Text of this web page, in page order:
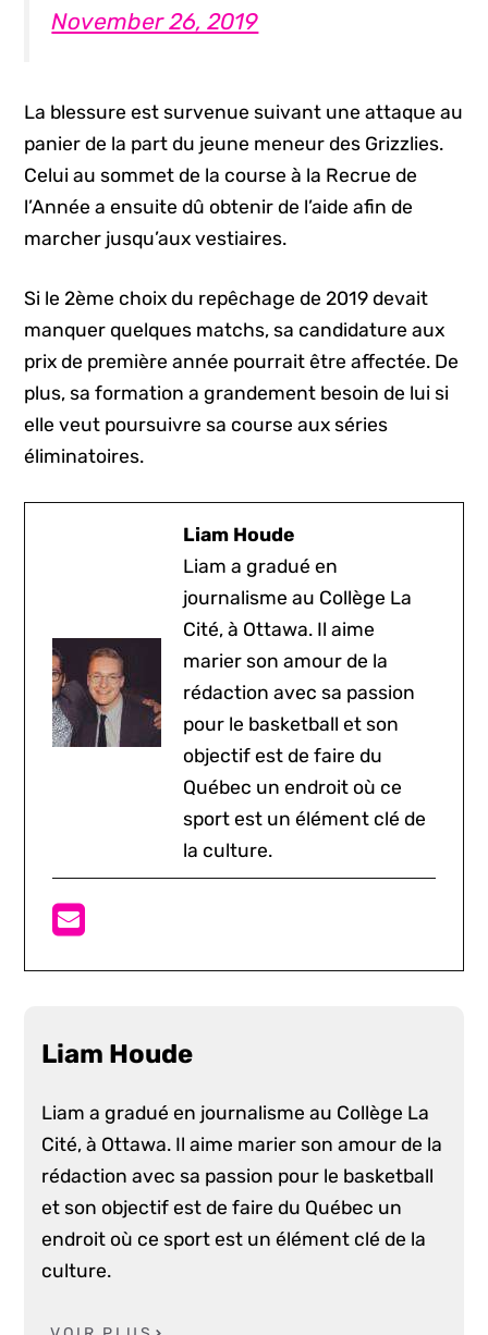
November 26, 2019
La blessure est survenue suivant une attaque au
panier de la part du jeune meneur des Grizzlies.
Celui au sommet de la course à la Recrue de
l’Année a ensuite dû obtenir de l’aide afin de
marcher jusqu’aux vestiaires.
Si le 2ème choix du repêchage de 2019 devait
manquer quelques matchs, sa candidature aux
prix de première année pourrait être affectée. De
plus, sa formation a grandement besoin de lui si
elle veut poursuivre sa course aux séries
éliminatoires.
Liam Houde
Liam a gradué en
journalisme au Collège La
Cité, à Ottawa. Il aime
marier son amour de la
rédaction avec sa passion
pour le basketball et son
objectif est de faire du
Québec un endroit où ce
sport est un élément clé de
la culture.
Liam Houde
Liam a gradué en journalisme au Collège La
Cité, à Ottawa. Il aime marier son amour de la
rédaction avec sa passion pour le basketball
et son objectif est de faire du Québec un
endroit où ce sport est un élément clé de la
culture.